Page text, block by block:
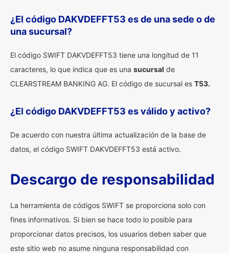
¿El código DAKVDEFFT53 es de una sede o de
una sucursal?
El código SWIFT DAKVDEFFT53 tiene una longitud de 11
caracteres, lo que indica que es una sucursal de
CLEARSTREAM BANKING AG. El código de sucursal es T53.
¿El código DAKVDEFFT53 es válido y activo?
De acuerdo con nuestra última actualización de la base de
datos, el código SWIFT DAKVDEFFT53 está activo.
Descargo de responsabilidad
La herramienta de códigos SWIFT se proporciona solo con
fines informativos. Si bien se hace todo lo posible para
proporcionar datos precisos, los usuarios deben saber que
este sitio web no asume ninguna responsabilidad con